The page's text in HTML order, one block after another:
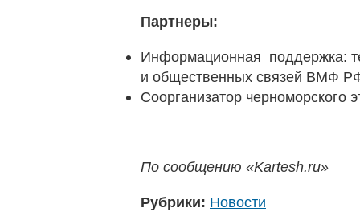
Партнеры:
Информационная поддержка:
и общественных связей ВМФ
Соорганизатор черноморского
По сообщению «Kartesh.ru»
Рубрики: Новости